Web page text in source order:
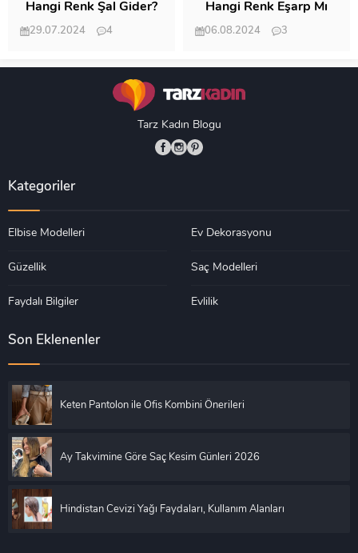
Hangi Renk Şal Gider?
29.07.2024
4
Hangi Renk Eşarp Mı
Dedi Birisi
06.08.2024
3
Tarz Kadın Blogu
Kategoriler
Elbise Modelleri Ev Dekorasyonu
Güzellik Saç Modelleri
Faydalı Bilgiler Evlilik
Son Eklenenler
Keten Pantolon ile Ofis Kombini Önerileri
Ay Takvimine Göre Saç Kesim Günleri 2026
Hindistan Cevizi Yağı Faydaları, Kullanım Alanları